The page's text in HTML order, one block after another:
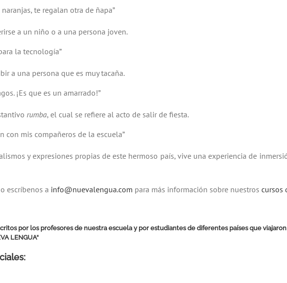
te regalan otra de ñapa”
a un niño o a una persona joven.
la tecnología”
a una persona que es muy tacaña.
¡Es que es un amarrado!”
rumba, el cual se refiere al acto de salir de fiesta.
con mis compañeros de la escuela”
y expresiones propias de este hermoso país, vive una experiencia de
escríbenos a info@nuevalengua.com para más información sobre nuestros cursos
por los profesores de nuestra escuela y por estudiantes de diferentes países que
LENGUA“